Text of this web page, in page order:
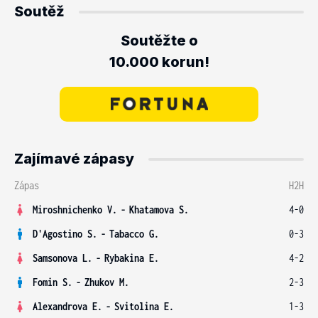
Soutěž
Soutěžte o
10.000 korun!
Zajímavé zápasy
Zápas
H2H
Miroshnichenko V. - Khatamova S.
4-0
D'Agostino S. - Tabacco G.
0-3
Samsonova L. - Rybakina E.
4-2
Fomin S. - Zhukov M.
2-3
Alexandrova E. - Svitolina E.
1-3